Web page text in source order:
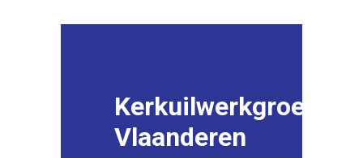
Kerkuilwerkgroep
Vlaanderen